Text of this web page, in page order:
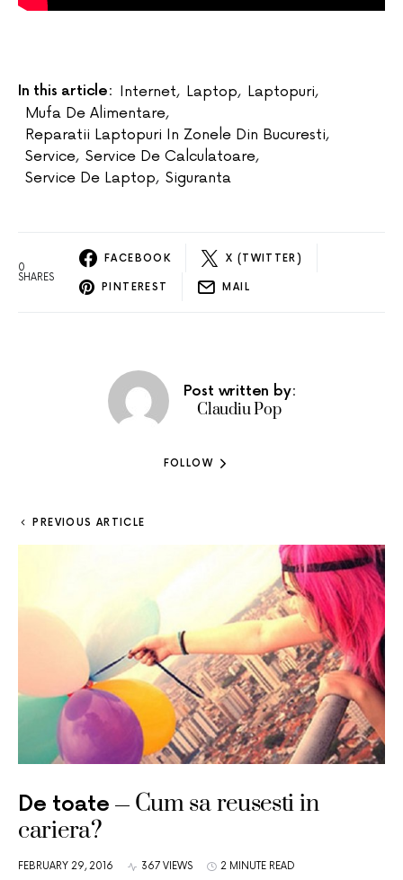
In this article: Internet, Laptop, Laptopuri,
Mufa De Alimentare,
Reparatii Laptopuri In Zonele Din Bucuresti,
Service, Service De Calculatoare,
Service De Laptop, Siguranta
0
SHARES
FACEBOOK X (TWITTER)
PINTEREST MAIL
Post written by:
Claudiu Pop
FOLLOW
PREVIOUS ARTICLE
De toate
Cum sa reusesti in
cariera?
FEBRUARY 29, 2016 367 VIEWS 2 MINUTE READ